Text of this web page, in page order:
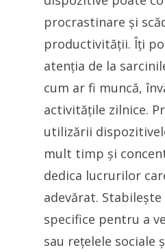
procrastinare și
productivității. Îți
atenția de la
cum ar fi muncă,
activitățile zilnice.
utilizării
mult timp și
dedica lucrurilor
adevărat.
specifice pentru a
sau rețelele sociale